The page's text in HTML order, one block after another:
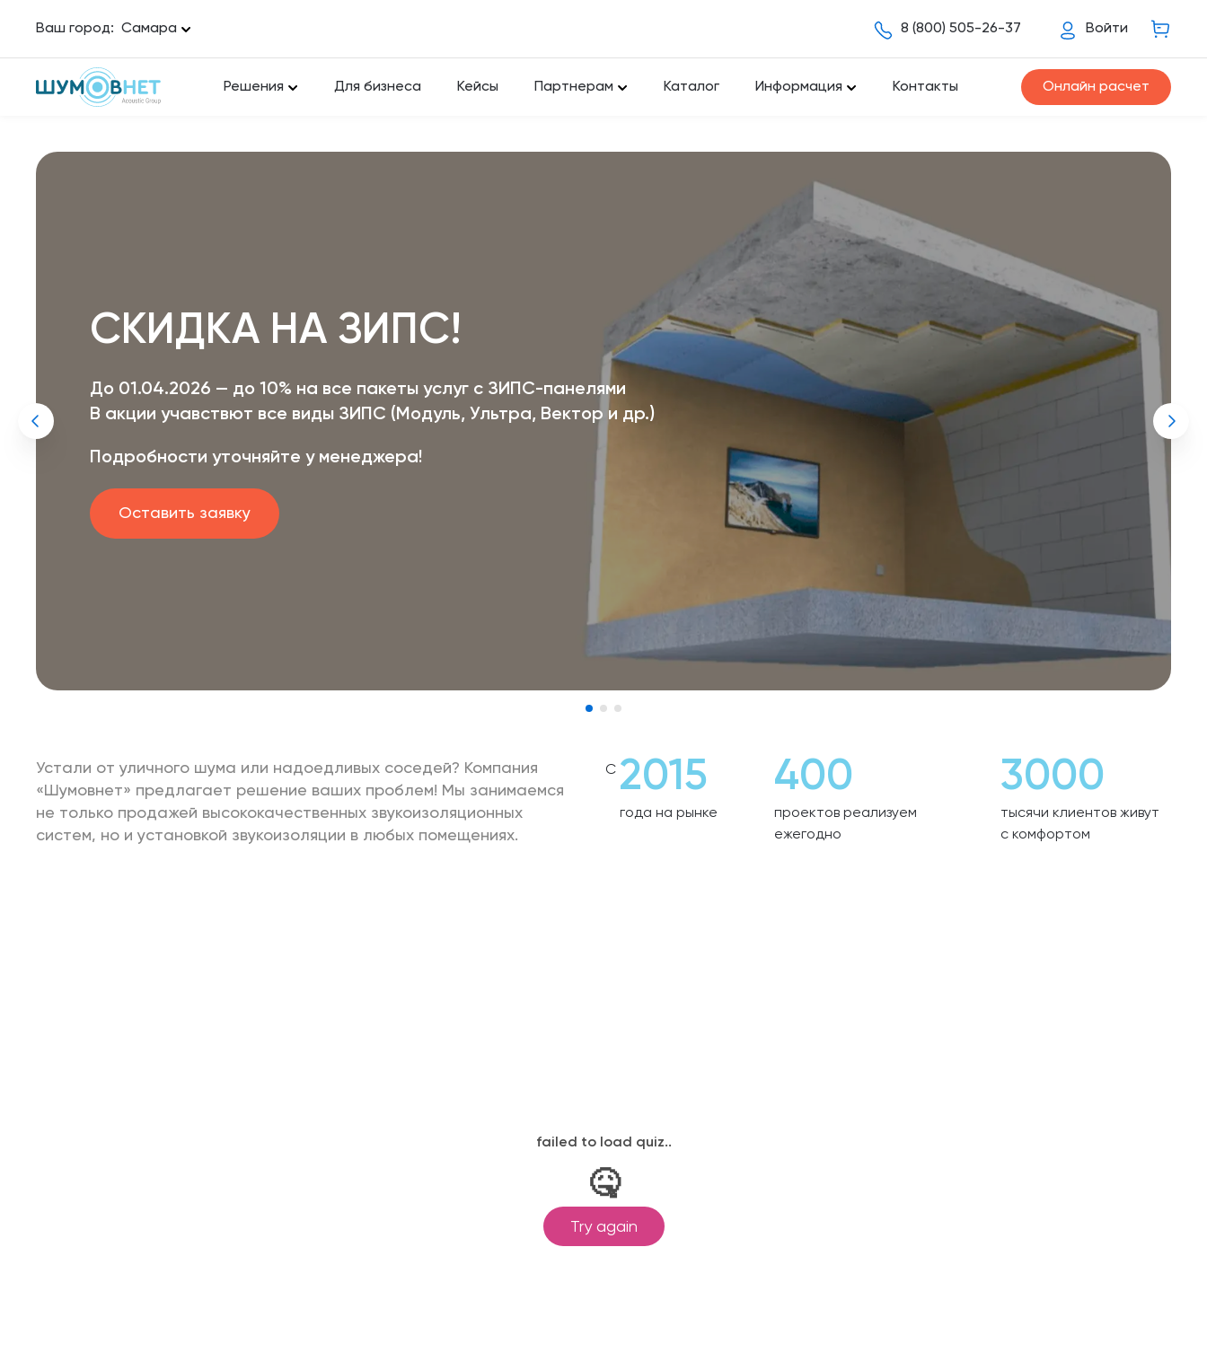
Ваш город: Самара 8 (800) 505-26-37 Войти
Решения Для бизнеса Кейсы Партнерам Каталог Информация Контакты Онлайн расчет
СКИДКА НА ЗИПС!
До 01.04.2026 — до 10% на все пакеты услуг с ЗИПС-панелями
В акции учавствют все виды ЗИПС (Модуль, Ультра, Вектор и др.)
Подробности уточняйте у менеджера!
Оставить заявку
Устали от уличного шума или надоедливых соседей? Компания
«Шумовнет» предлагает решение ваших проблем! Мы занимаемся
не только продажей высококачественных звукоизоляционных
систем, но и установкой звукоизоляции в любых помещениях.
С 2015
года на рынке
400
проектов реализуем
ежегодно
3000
тысячи клиентов живут
с комфортом